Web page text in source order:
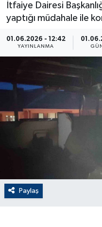
İtfaiye Dairesi
yaptığı müdahale ile
01.06.2026 - 12:42
YAYINLANMA
Paylaş
Advertising news
Canlı Maç
Dış Haberler
Dünya
EĞİTİM
English News